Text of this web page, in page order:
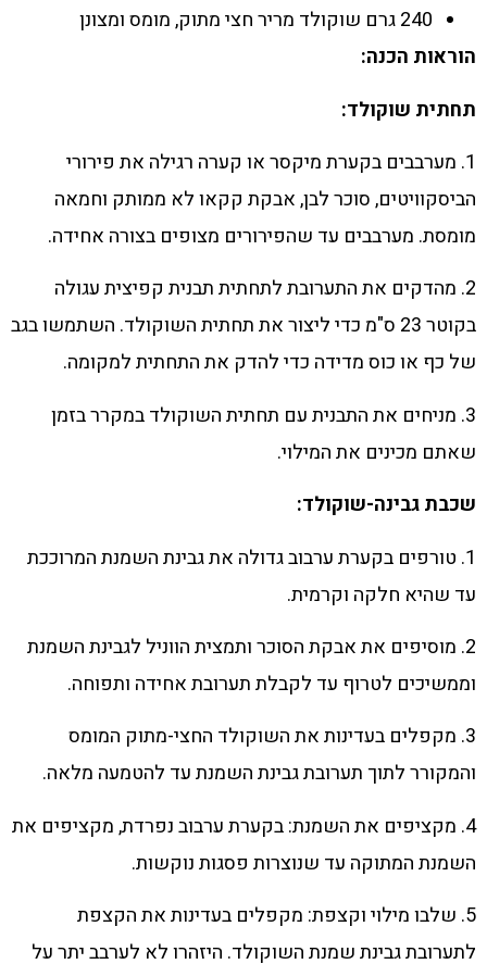
240 גרם שוקולד מריר חצי מתוק, מומס ומצונן
הוראות הכנה:
תחתית שוקולד:
1. מערבבים בקערת מיקסר או קערה רגילה את פירורי
הביסקוויטים, סוכר לבן, אבקת קקאו לא ממותק וחמאה
מומסת. מערבבים עד שהפירורים מצופים בצורה אחידה.
2. מהדקים את התערובת לתחתית תבנית קפיצית עגולה
בקוטר 23 ס"מ כדי ליצור את תחתית השוקולד. השתמשו בגב
של כף או כוס מדידה כדי להדק את התחתית למקומה.
3. מניחים את התבנית עם תחתית השוקולד במקרר בזמן
שאתם מכינים את המילוי.
שכבת גבינה-שוקולד:
1. טורפים בקערת ערבוב גדולה את גבינת השמנת המרוככת
עד שהיא חלקה וקרמית.
2. מוסיפים את אבקת הסוכר ותמצית הווניל לגבינת השמנת
וממשיכים לטרוף עד לקבלת תערובת אחידה ותפוחה.
3. מקפלים בעדינות את השוקולד החצי-מתוק המומס
והמקורר לתוך תערובת גבינת השמנת עד להטמעה מלאה.
4. מקציפים את השמנת: בקערת ערבוב נפרדת, מקציפים את
השמנת המתוקה עד שנוצרות פסגות נוקשות.
5. שלבו מילוי וקצפת: מקפלים בעדינות את הקצפת
לתערובת גבינת שמנת השוקולד. היזהרו לא לערבב יתר על